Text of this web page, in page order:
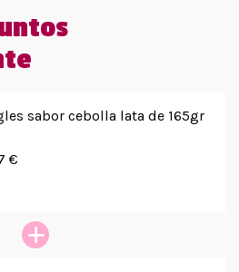
sabor cebolla lata de 165gr
€